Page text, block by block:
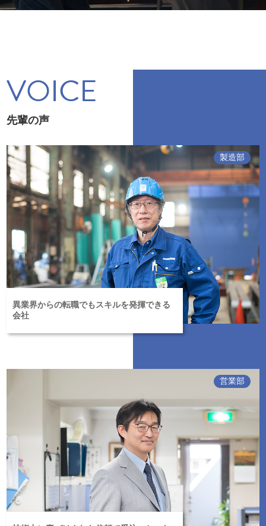
VOICE
先輩の声
製造部
異業界からの転職でもスキルを発揮できる
会社
営業部